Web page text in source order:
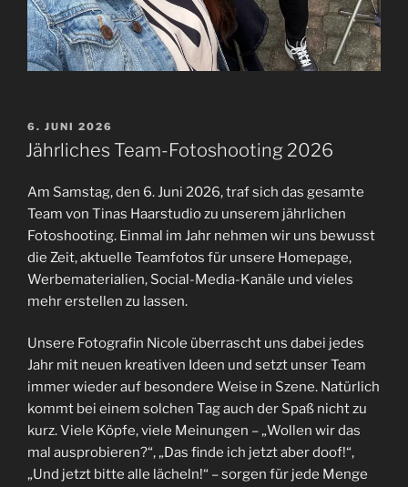
VERÖFFENTLICHT
AM
6. JUNI 2026
Jährliches Team-Fotoshooting 2026
Am Samstag, den 6. Juni 2026, traf sich das gesamte
Team von Tinas Haarstudio zu unserem jährlichen
Fotoshooting. Einmal im Jahr nehmen wir uns bewusst
die Zeit, aktuelle Teamfotos für unsere Homepage,
Werbematerialien, Social-Media-Kanäle und vieles
mehr erstellen zu lassen.
Unsere Fotografin Nicole überrascht uns dabei jedes
Jahr mit neuen kreativen Ideen und setzt unser Team
immer wieder auf besondere Weise in Szene. Natürlich
kommt bei einem solchen Tag auch der Spaß nicht zu
kurz. Viele Köpfe, viele Meinungen – „Wollen wir das
mal ausprobieren?“, „Das finde ich jetzt aber doof!“,
„Und jetzt bitte alle lächeln!“ – sorgen für jede Menge